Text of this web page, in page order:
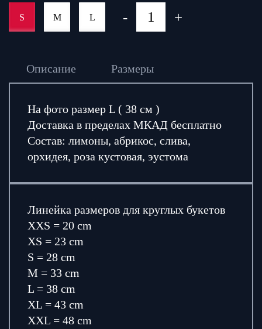
S M L - +
Описание Размеры
На фото размер L ( 38 см )
Доставка в пределах МКАД бесплатно
Состав: лимоны, абрикос, слива,
орхидея, роза кустовая, эустома
Линейка размеров для круглых букетов
XXS = 20 cm
XS = 23 cm
S = 28 cm
M = 33 cm
L = 38 cm
XL = 43 cm
XXL = 48 cm